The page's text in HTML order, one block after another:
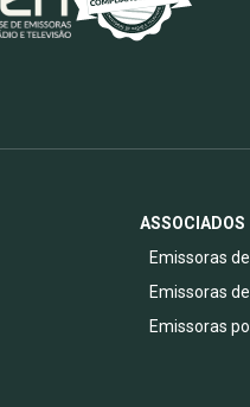
ASSOCIADOS
Emissoras
Emissoras
Emissoras